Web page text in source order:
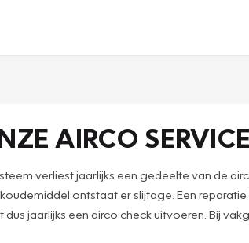
AIRCO SERVICE
verliest jaarlijks een gedeelte van de
ontstaat er slijtage. Een
jaarlijks een airco check uitvoeren. Bij